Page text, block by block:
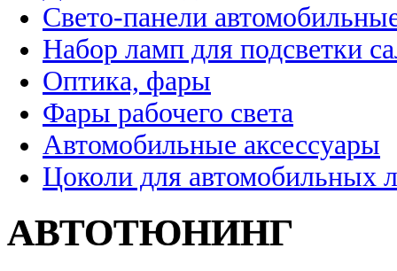
Свето-панели
Набор ламп для подсветки
Оптика, фары
Фары рабочего света
Автомобильные аксессуары
Цоколи для автомобильных
АВТОТЮНИНГ